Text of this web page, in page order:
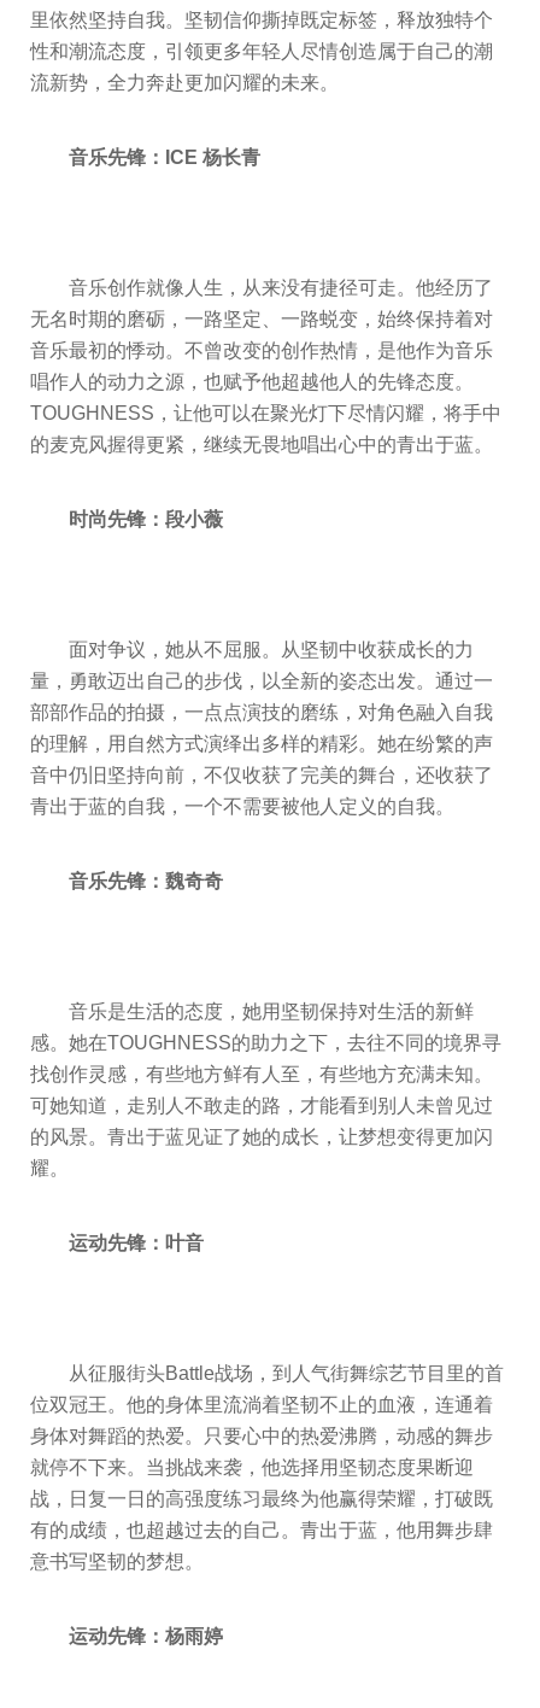
里依然坚持自我。坚韧信仰撕掉既定标签，释放独特个
性和潮流态度，引领更多年轻人尽情创造属于自己的潮
流新势，全力奔赴更加闪耀的未来。
音乐先锋：ICE 杨长青
音乐创作就像人生，从来没有捷径可走。他经历了
无名时期的磨砺，一路坚定、一路蜕变，始终保持着对
音乐最初的悸动。不曾改变的创作热情，是他作为音乐
唱作人的动力之源，也赋予他超越他人的先锋态度。
TOUGHNESS，让他可以在聚光灯下尽情闪耀，将手中
的麦克风握得更紧，继续无畏地唱出心中的青出于蓝。
时尚先锋：段小薇
面对争议，她从不屈服。从坚韧中收获成长的力
量，勇敢迈出自己的步伐，以全新的姿态出发。通过一
部部作品的拍摄，一点点演技的磨练，对角色融入自我
的理解，用自然方式演绎出多样的精彩。她在纷繁的声
音中仍旧坚持向前，不仅收获了完美的舞台，还收获了
青出于蓝的自我，一个不需要被他人定义的自我。
音乐先锋：魏奇奇
音乐是生活的态度，她用坚韧保持对生活的新鲜
感。她在TOUGHNESS的助力之下，去往不同的境界寻
找创作灵感，有些地方鲜有人至，有些地方充满未知。
可她知道，走别人不敢走的路，才能看到别人未曾见过
的风景。青出于蓝见证了她的成长，让梦想变得更加闪
耀。
运动先锋：叶音
从征服街头Battle战场，到人气街舞综艺节目里的首
位双冠王。他的身体里流淌着坚韧不止的血液，连通着
身体对舞蹈的热爱。只要心中的热爱沸腾，动感的舞步
就停不下来。当挑战来袭，他选择用坚韧态度果断迎
战，日复一日的高强度练习最终为他赢得荣耀，打破既
有的成绩，也超越过去的自己。青出于蓝，他用舞步肆
意书写坚韧的梦想。
运动先锋：杨雨婷